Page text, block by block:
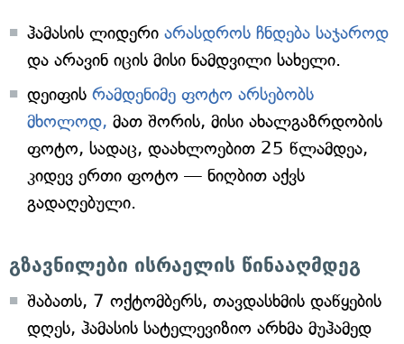
ჰამასის ლიდერი არასდროს ჩნდება საჯაროდ
და არავინ იცის მისი ნამდვილი სახელი.
დეიფის რამდენიმე ფოტო არსებობს
მხოლოდ, მათ შორის, მისი ახალგაზრდობის
ფოტო, სადაც, დაახლოებით 25 წლამდეა,
კიდევ ერთი ფოტო — ნიღბით აქვს
გადაღებული.
გზავნილები ისრაელის წინააღმდეგ
შაბათს, 7 ოქტომბერს, თავდასხმის დაწყების
დღეს, ჰამასის სატელევიზიო არხმა მუჰამედ